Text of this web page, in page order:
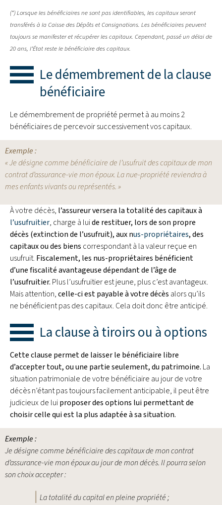
(*) Lorsque les bénéficiaires ne sont pas identifiables, les capitaux seront
transférés à la Caisse des Dépôts et Consignations. Les bénéficiaires peuvent
toujours se manifester et récupérer les capitaux. Cependant, passé un délai de
20 ans, l’État reste le bénéficiaire des capitaux.
Le démembrement de la clause
bénéficiaire
Le démembrement de propriété permet à au moins 2
bénéficiaires de percevoir successivement vos capitaux.
Exemple :
« Je désigne comme bénéficiaire de l’usufruit des capitaux de mon
contrat d’assurance-vie mon époux. La nue-propriété reviendra à
mes enfants vivants ou représentés. »
À votre décès, l’assureur versera la totalité des capitaux à
l’usufruitier, charge à luide restituer, lors de son propre
décès (extinction de l’usufruit), aux nus-propriétaires, des
capitaux ou des biens correspondant à la valeur reçue en
usufruit. Fiscalement, les nus-propriétaires bénéficient
d’une fiscalité avantageuse dépendant de l’âge de
l’usufruitier. Plus l’usufruitier est jeune, plus c’est avantageux.
Mais attention,celle-ci est payable à votre décès alors qu’ils
ne bénéficient pas des capitaux. Cela doit donc être anticipé.
La clause à tiroirs ou à options
Cette clause permet de laisser le bénéficiaire libre
d’accepter tout, ou une partie seulement, du patrimoine. La
situation patrimoniale de votre bénéficiaire au jour de votre
décès n’étant pas toujours facilement anticipable, il peut être
judicieux de luiproposer des options lui permettant de
choisir celle qui est la plus adaptée à sa situation.
Exemple :
Je désigne comme bénéficiaire des capitaux de mon contrat
d’assurance-vie mon époux au jour de mon décès. Il pourra selon
son choix accepter :
La totalité du capital en pleine propriété ;